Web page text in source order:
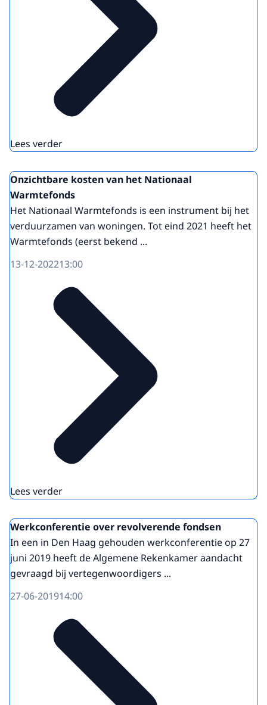
Lees verder
Onzichtbare kosten van het Nationaal
Warmtefonds
Het Nationaal Warmtefonds is een instrument bij het
verduurzamen van woningen. Tot eind 2021 heeft het
Warmtefonds (eerst bekend ...
13-12-202213:00
Lees verder
Werkconferentie over revolverende fondsen
In een in Den Haag gehouden werkconferentie op 27
juni 2019 heeft de Algemene Rekenkamer aandacht
gevraagd bij vertegenwoordigers ...
27-06-201914:00